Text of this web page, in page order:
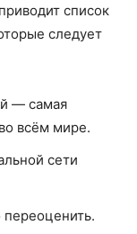
список
следует
— самая
всём мире.
сети